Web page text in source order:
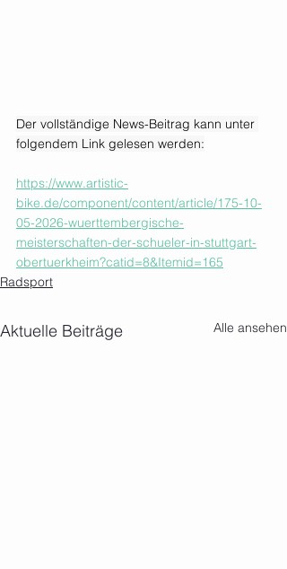
Der vollständige News-Beitrag kann unter
folgendem Link gelesen werden:
https://www.artistic-
bike.de/component/content/article/175-10-
05-2026-wuerttembergische-
meisterschaften-der-schueler-in-stuttgart-
obertuerkheim?catid=8&Itemid=165
Radsport
Aktuelle Beiträge Alle ansehen